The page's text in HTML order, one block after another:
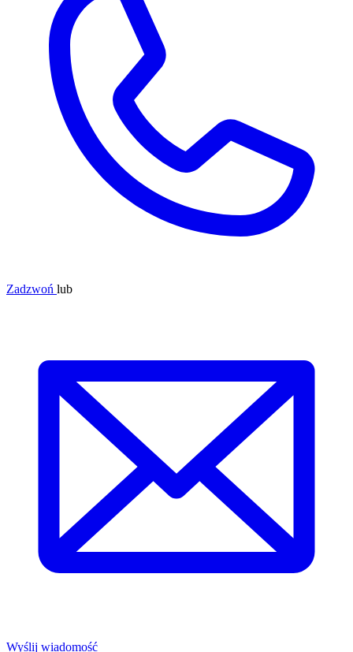
Zadzwoń lub
Wyślij wiadomość